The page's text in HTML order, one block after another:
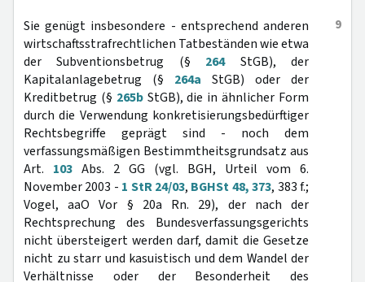
9
Sie genügt insbesondere - entsprechend anderen
wirtschaftsstrafrechtlichen Tatbeständen wie etwa
der Subventionsbetrug (§ 264StGB), der
Kapitalanlagebetrug (§ 264a StGB) oder der
Kreditbetrug (§ 265bStGB), die in ähnlicher Form
durch die Verwendung konkretisierungsbedürftiger
Rechtsbegriffe geprägt sind - noch dem
verfassungsmäßigen Bestimmtheitsgrundsatz aus
Art. 103 Abs. 2 GG (vgl. BGH, Urteil vom 6.
November 2003 - 1 StR 24/03, BGHSt 48, 373, 383 f.;
Vogel, aaO Vor § 20a Rn. 29), der nach der
Rechtsprechung des Bundesverfassungsgerichts
nicht übersteigert werden darf, damit die Gesetze
nicht zu starr und kasuistisch und dem Wandel der
Verhältnisse oder der Besonderheit des